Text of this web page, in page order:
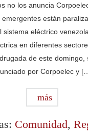
no los anuncia
están
sistema eléctrico
en diferentes
de este domingo,
por Corpoelec y
más
Comunidad,